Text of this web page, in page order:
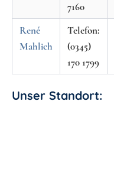
7160
René
Mahlich
Telefon:
(0345)
170 1799
Unser Standort: